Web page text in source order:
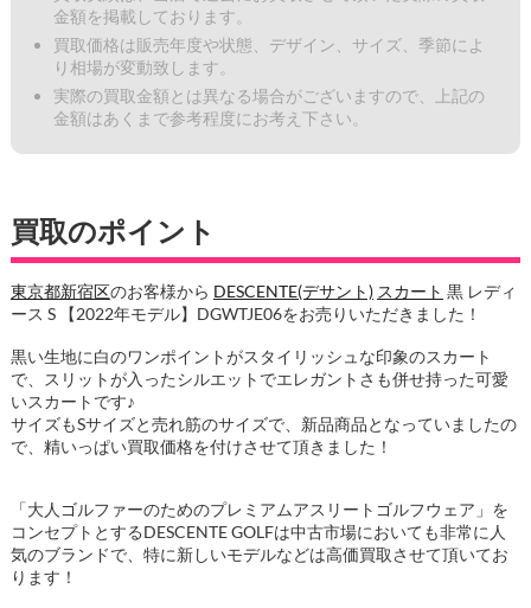
金額を掲載しております。
買取価格は販売年度や状態、デザイン、サイズ、季節によ
り相場が変動致します。
実際の買取金額とは異なる場合がございますので、上記の
金額はあくまで参考程度にお考え下さい。
買取のポイント
東京都新宿区のお客様から DESCENTE(デサント) スカート 黒 レディ
ース S 【2022年モデル】DGWTJE06をお売りいただきました！
黒い生地に白のワンポイントがスタイリッシュな印象のスカート
で、スリットが入ったシルエットでエレガントさも併せ持った可愛
いスカートです♪
サイズもSサイズと売れ筋のサイズで、新品商品となっていましたの
で、精いっぱい買取価格を付けさせて頂きました！
「大人ゴルファーのためのプレミアムアスリートゴルフウェア」を
コンセプトとするDESCENTE GOLFは中古市場においても非常に人
気のブランドで、特に新しいモデルなどは高価買取させて頂いてお
ります！